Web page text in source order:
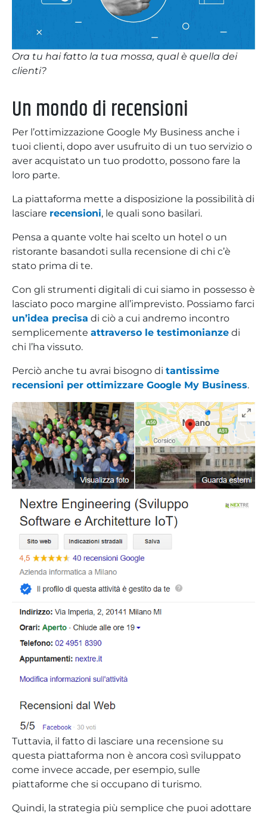
Ora tu hai fatto la tua mossa, qual è quella dei
clienti?
Un mondo di recensioni
Per l’ottimizzazione Google My Business anche i
tuoi clienti, dopo aver usufruito di un tuo servizio o
aver acquistato un tuo prodotto, possono fare la
loro parte.
La piattaforma mette a disposizione la possibilità di
lasciare recensioni, le quali sono basilari.
Pensa a quante volte hai scelto un hotel o un
ristorante basandoti sulla recensione di chi c’è
stato prima di te.
Con gli strumenti digitali di cui siamo in possesso è
lasciato poco margine all’imprevisto. Possiamo farci
un’idea precisa di ciò a cui andremo incontro
semplicemente attraverso le testimonianze di
chi l’ha vissuto.
Perciò anche tu avrai bisogno di tantissime
recensioni per ottimizzare Google My Business.
Tuttavia, il fatto di lasciare una recensione su
questa piattaforma non è ancora così sviluppato
come invece accade, per esempio, sulle
piattaforme che si occupano di turismo.
Quindi, la strategia più semplice che puoi adottare